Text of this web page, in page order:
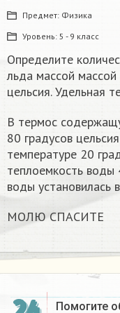
Предмет: Физика
Уровень: 5 - 9 класс
Определите
льда массой
цельсия. Удельная
В термос
80 градусов
температуре 20
теплоемкость
воды установилась
МОЛЮ СПАСИТЕ
Помогите